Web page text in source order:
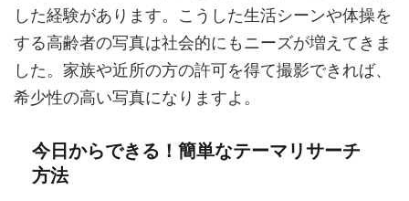
した経験があります。こうした生活シーンや体操を
する高齢者の写真は社会的にもニーズが増えてきま
した。家族や近所の方の許可を得て撮影できれば、
希少性の高い写真になりますよ。
今日からできる！簡単なテーマリサーチ
方法